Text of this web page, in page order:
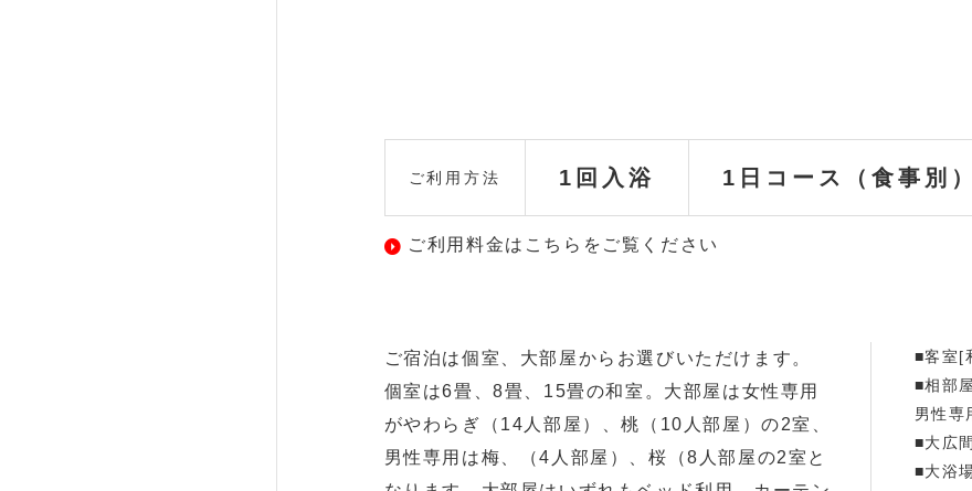
ご利用方法 1回入浴 1日コース（食事別）
ご利用料金はこちらをご覧ください
ご宿泊は個室、大部屋からお選びいただけます。
個室は6畳、8畳、15畳の和室。大部屋は女性専用
がやわらぎ（14人部屋）、桃（10人部屋）の2室、
男性専用は梅、（4人部屋）、桜（8人部屋の2室と
■客室
■相部
男性専
■大広間
■大浴